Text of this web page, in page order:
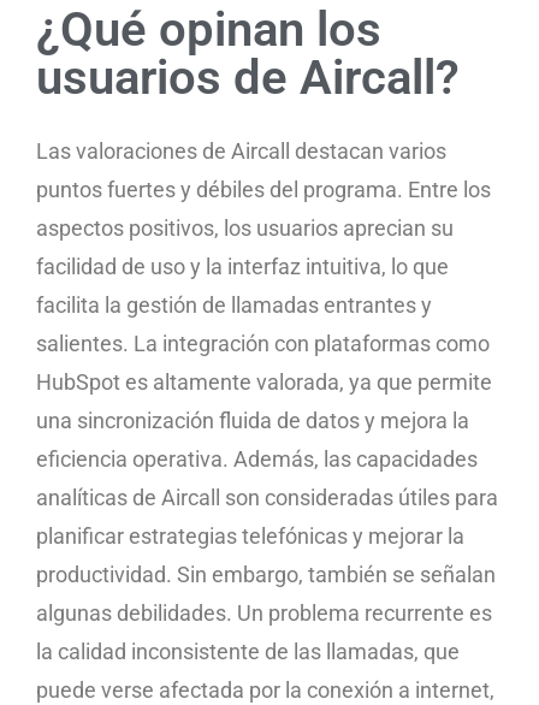
¿Qué opinan los
usuarios de Aircall?
Las valoraciones de Aircall destacan varios
puntos fuertes y débiles del programa. Entre los
aspectos positivos, los usuarios aprecian su
facilidad de uso y la interfaz intuitiva, lo que
facilita la gestión de llamadas entrantes y
salientes. La integración con plataformas como
HubSpot es altamente valorada, ya que permite
una sincronización fluida de datos y mejora la
eficiencia operativa. Además, las capacidades
analíticas de Aircall son consideradas útiles para
planificar estrategias telefónicas y mejorar la
productividad. Sin embargo, también se señalan
algunas debilidades. Un problema recurrente es
la calidad inconsistente de las llamadas, que
puede verse afectada por la conexión a internet,